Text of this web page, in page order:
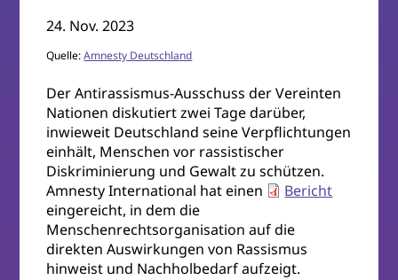
24. Nov. 2023
Quelle:Amnesty Deutschland
Der Antirassismus-Ausschuss der Vereinten
Nationen diskutiert zwei Tage darüber,
inwieweit Deutschland seine Verpflichtungen
einhält, Menschen vor rassistischer
Diskriminierung und Gewalt zu schützen.
Amnesty International hat einen
Bericht
eingereicht, in dem die
Menschenrechtsorganisation auf die
direkten Auswirkungen von Rassismus
hinweist und Nachholbedarf aufzeigt.